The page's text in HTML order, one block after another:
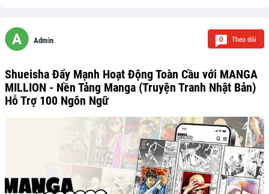
Admin 0 Theo dõi
Shueisha Đẩy Mạnh Hoạt Động Toàn Cầu với MANGA
MILLION - Nền Tảng Manga (Truyện Tranh Nhật Bản)
Hỗ Trợ 100 Ngôn Ngữ